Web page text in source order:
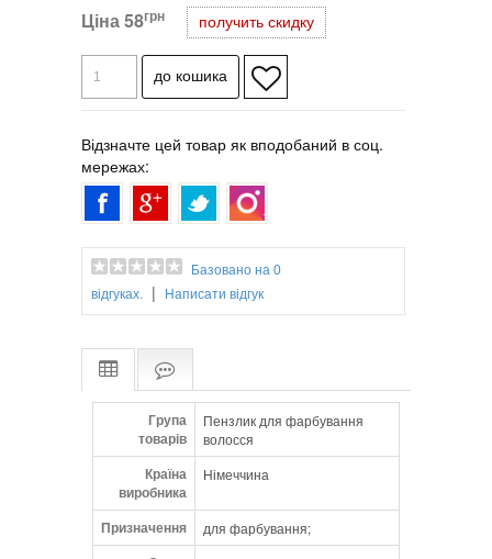
Ціна58грн получить скидку
Відзначте цей товар як вподобаний в соц.
мережах:
Базовано на 0
відгуках.
| Написати відгук
Група
товарів
Пензлик для фарбування
волосся
Країна
виробника
Німеччина
Призначення для фарбування;